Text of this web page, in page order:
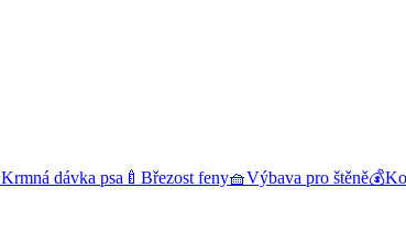
Krmná dávka psa 🍼 Březost feny🧺Výbava pro štěně💰